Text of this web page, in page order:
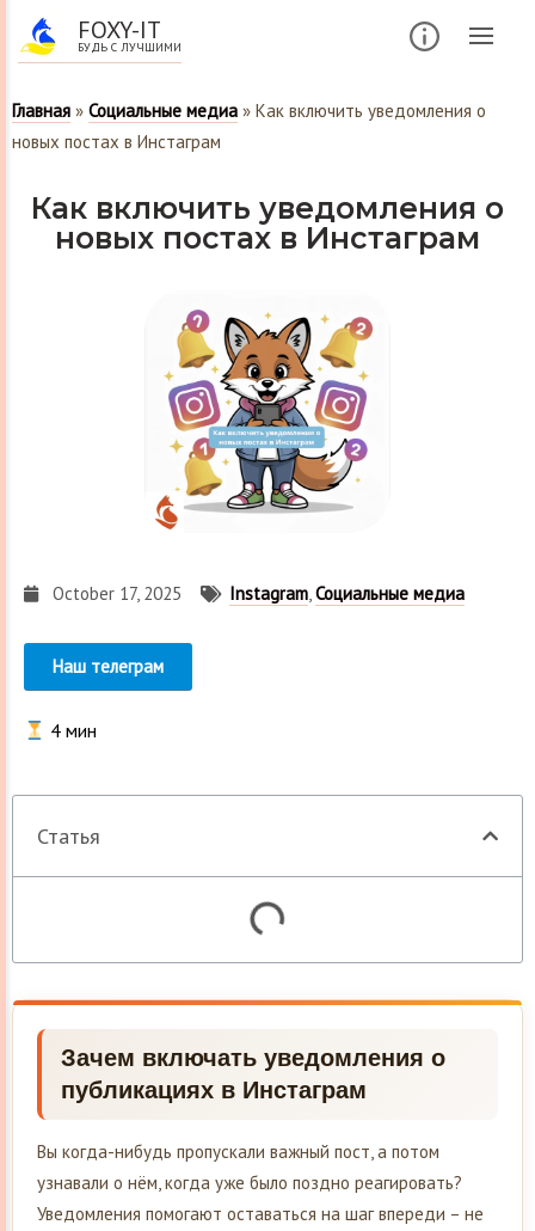
FOXY-IT
БУДЬ С ЛУЧШИМИ
Главная » Социальные медиа » Как включить уведомления о
новых постах в Инстаграм
Как включить уведомления о
новых постах в Инстаграм
October 17, 2025 Instagram,Социальные медиа
Наш телеграм
4 мин
Статья
Зачем включать уведомления о
публикациях в Инстаграм
Вы когда-нибудь пропускали важный пост, а потом
узнавали о нём, когда уже было поздно реагировать?
Уведомления помогают оставаться на шаг впереди – не